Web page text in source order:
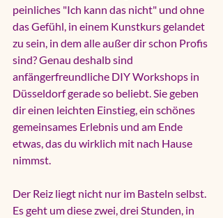
peinliches "Ich kann das nicht" und ohne
das Gefühl, in einem Kunstkurs gelandet
zu sein, in dem alle außer dir schon Profis
sind? Genau deshalb sind
anfängerfreundliche DIY Workshops in
Düsseldorf gerade so beliebt. Sie geben
dir einen leichten Einstieg, ein schönes
gemeinsames Erlebnis und am Ende
etwas, das du wirklich mit nach Hause
nimmst.
Der Reiz liegt nicht nur im Basteln selbst.
Es geht um diese zwei, drei Stunden, in